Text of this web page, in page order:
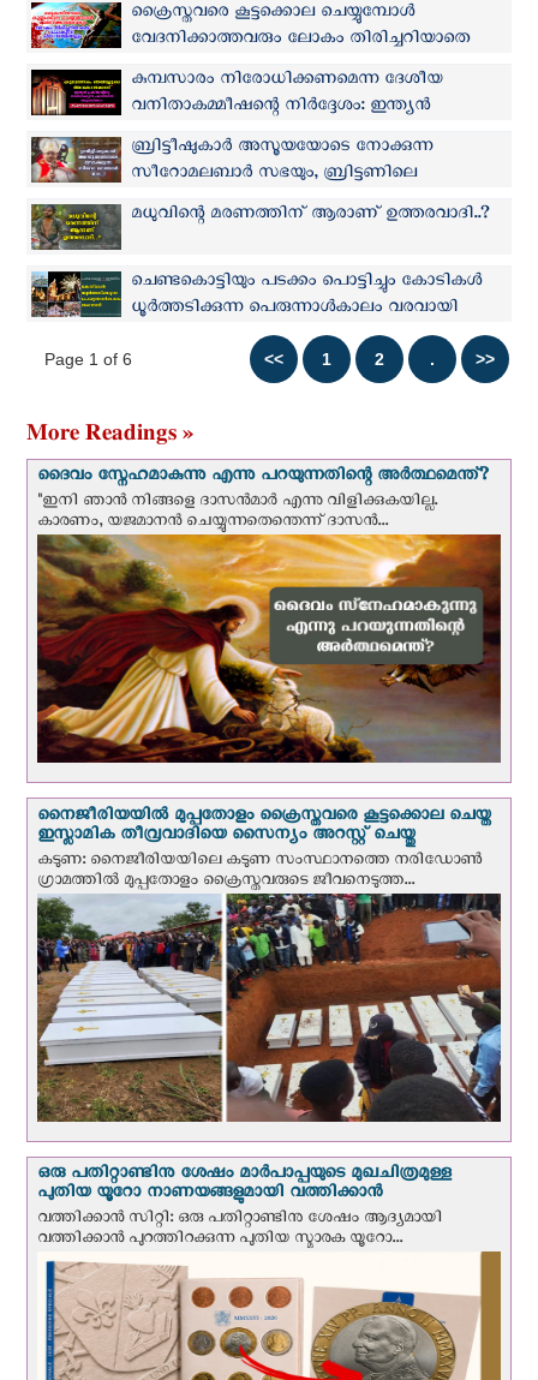
ക്രൈസ്തവരെ കൂട്ടക്കൊല ചെയ്യുമ്പോൾ
വേദനിക്കാത്തവരും ലോകം തിരിച്ചറിയാതെ
പോകുന്ന ചില സത്യങ്ങളും
കുമ്പസാരം നിരോധിക്കണമെന്ന ദേശീയ
വനിതാകമ്മീഷന്റെ നിർദ്ദേശം: ഇന്ത്യൻ
പ്രസിഡന്റിനു സമർപ്പിക്കുന്ന പരാതിയിൽ
ഒപ്പുവയ്ക്കാം
ബ്രിട്ടീഷുകാർ അസൂയയോടെ നോക്കുന്ന
സീറോമലബാർ സഭയും, ബ്രിട്ടണിലെ
മരണമണി മുഴങ്ങുന്ന ദേവാലയങ്ങളും
മധുവിന്റെ മരണത്തിന് ആരാണ് ഉത്തരവാദി..?
ചെണ്ടകൊട്ടിയും പടക്കം പൊട്ടിച്ചും കോടികള്‍
ധൂര്‍ത്തടിക്കുന്ന പെരുന്നാള്‍കാലം വരവായി
Page 1 of 6
More Readings »
ദൈവം സ്നേഹമാകുന്നു എന്നു പറയുന്നതിന്റെ അർത്ഥമെന്ത്?
"ഇനി ഞാന്‍ നിങ്ങളെ ദാസന്‍മാര്‍ എന്നു വിളിക്കുകയില്ല.
കാരണം, യജമാനന്‍ ചെയ്യുന്നതെന്തെന്ന് ദാസന്‍...
നൈജീരിയയില്‍ മുപ്പതോളം ക്രൈസ്തവരെ കൂട്ടക്കൊല ചെയ്ത
ഇസ്ലാമിക തീവ്രവാദിയെ സൈന്യം അറസ്റ്റ് ചെയ്തു
കടുണ: നൈജീരിയയിലെ കടുണ സംസ്ഥാനത്തെ നരിഡോൺ
ഗ്രാമത്തിൽ മുപ്പതോളം ക്രൈസ്തവരുടെ ജീവനെടുത്ത...
ഒരു പതിറ്റാണ്ടിനു ശേഷം മാർപാപ്പയുടെ മുഖചിത്രമുള്ള
പുതിയ യൂറോ നാണയങ്ങളുമായി വത്തിക്കാന്‍
വത്തിക്കാന്‍ സിറ്റി: ഒരു പതിറ്റാണ്ടിനു ശേഷം ആദ്യമായി
വത്തിക്കാൻ പുറത്തിറക്കുന്ന പുതിയ സ്മാരക യൂറോ...